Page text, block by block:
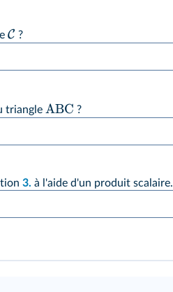
C ?
triangle ABC ?
3. à l'aide d'un produit scalaire.